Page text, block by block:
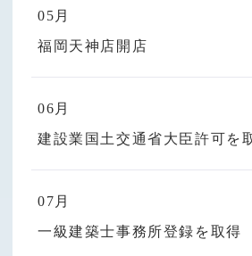
05月
福岡天神店開店
06月
建設業国土交通省大臣許可を
07月
一級建築士事務所登録を取得